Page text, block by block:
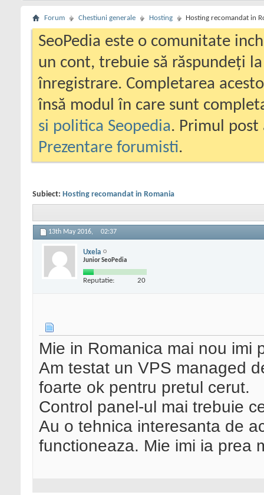
Forum Chestiuni generale Hosting Hosting recomandat in
SeoPedia este o comunitate
un cont, trebuie să răspundeți
înregistrare. Completarea
însă modul în care sunt
si politica Seopedia. Primul
Prezentare forumisti.
Subiect: Hosting recomandat in Romania
13th May 2016, 02:37
Uxela
Junior SeoPedia
Reputatie: 20
Mie in Romanica mai nou imi
Am testat un VPS managed
foarte ok pentru pretul cerut.
Control panel-ul mai trebuie
Au o tehnica interesanta de
functioneaza. Mie imi ia prea